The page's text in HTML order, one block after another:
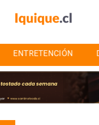
DEPORTES